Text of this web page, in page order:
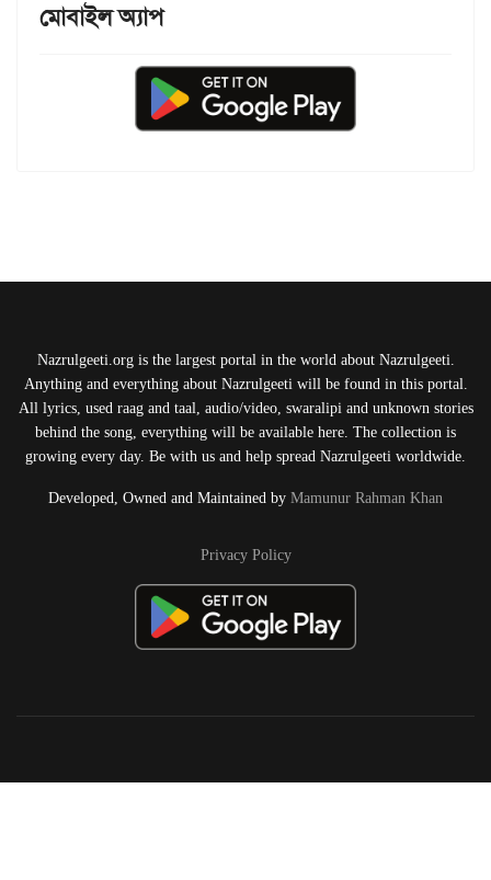
মোবাইল অ্যাপ
Nazrulgeeti.org is the largest portal in the world about Nazrulgeeti.
Anything and everything about Nazrulgeeti will be found in this portal.
All lyrics, used raag and taal, audio/video, swaralipi and unknown stories
behind the song, everything will be available here. The collection is
growing every day. Be with us and help spread Nazrulgeeti worldwide.
Developed, Owned and Maintained by Mamunur Rahman Khan
Privacy Policy